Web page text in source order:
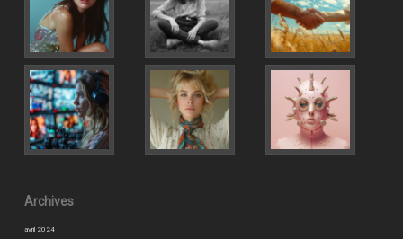
Archives
avril 2024